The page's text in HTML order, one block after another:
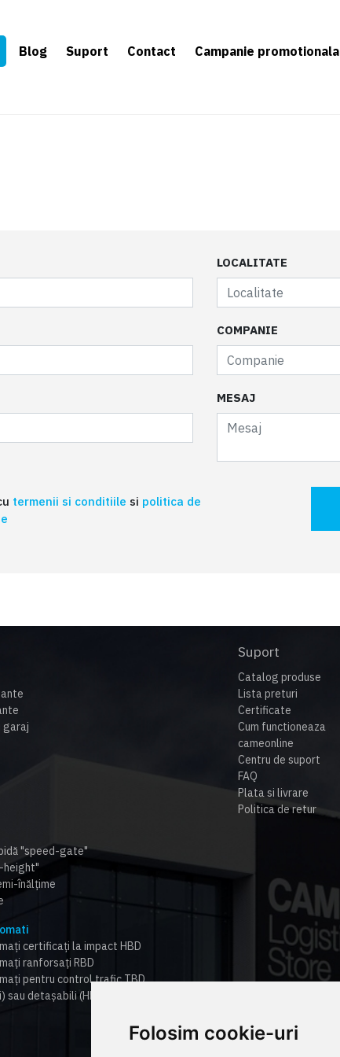
Folosim cookie-uri
Blog Suport Contact
Campanie promotionala
LOCALITATE
COMPANIE
MESAJ
termenii si conditiile si politica de
garaj
"speed-gate"
height"
înălțime
certificați la impact HBD
ranforsați RBD
pentru control trafic TBD
detașabili (HBD,RBD,TBD)
Suport
Catalog produse
Lista preturi
Certificate
Cum functioneaza
cameonline
Centru de suport
FAQ
Plata si livrare
Politica de retur